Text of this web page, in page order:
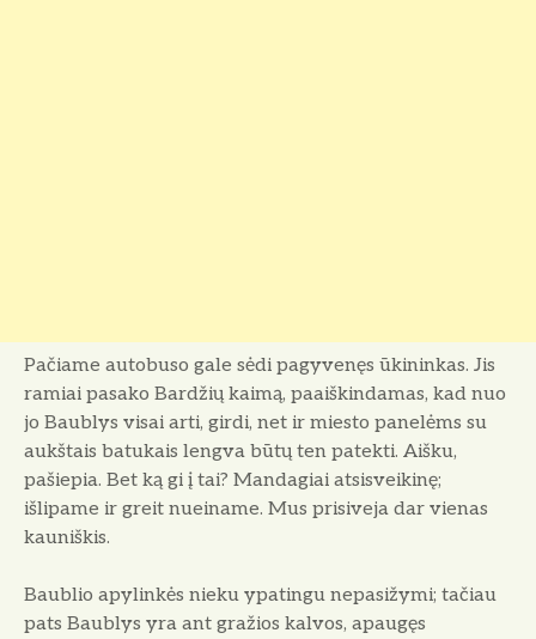
Pačiame autobuso gale sėdi pagyve­nęs ūkininkas. Jis
ramiai pasako Bardžių kaimą, paaiškindamas, kad nuo
jo Baublys visai arti, girdi, net ir miesto panelėms su
aukštais batukais lengva būtų ten patekti. Aišku,
pašiepia. Bet ką gi į tai? Mandagiai atsi­sveikinę;
išlipame ir greit nueiname. Mus prisiveja dar vienas
kauniškis.
Baublio apylinkės nieku ypatingu nepasižymi; tačiau
pats Baublys yra ant gražios kalvos, apaugęs